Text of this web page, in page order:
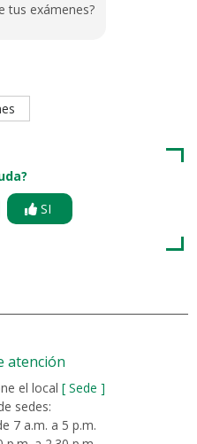
tus exámenes?
SI
atención
el local [ Sede ]
sedes:
7 a.m. a 5 p.m.